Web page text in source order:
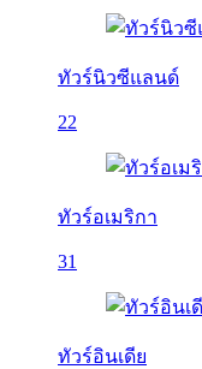
ทัวร์นิวซีแลนด์
22
ทัวร์อเมริกา
31
ทัวร์อินเดีย